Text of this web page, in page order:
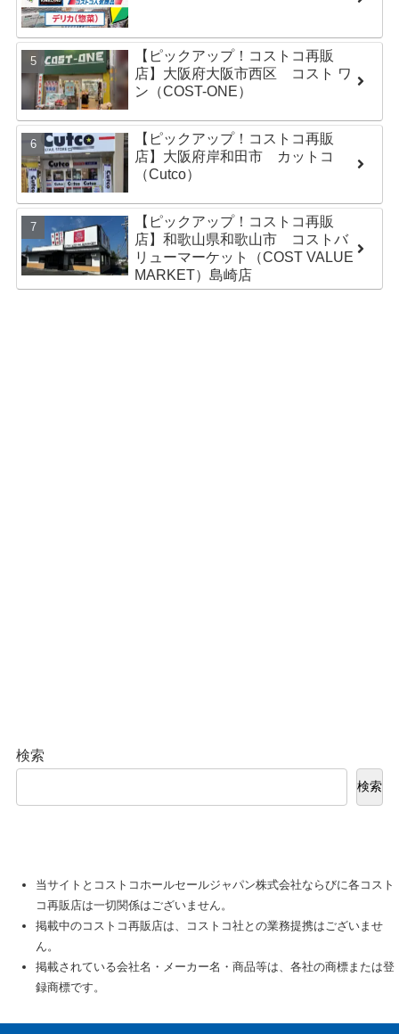
【ピックアップ！コストコ再販
店】大阪府大阪市西区 コスト ワ
ン（COST-ONE）
【ピックアップ！コストコ再販
店】大阪府岸和田市 カットコ
（Cutco）
【ピックアップ！コストコ再販
店】和歌山県和歌山市 コストバ
リューマーケット（COST VALUE
MARKET）島崎店
検索
検索
当サイトとコストコホールセールジャパン株式会社ならびに各コスト
コ再販店は一切関係はございません。
掲載中のコストコ再販店は、コストコ社との業務提携はございませ
ん。
掲載されている会社名・メーカー名・商品等は、各社の商標または登
録商標です。